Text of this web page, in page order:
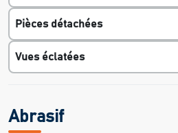
Pièces détachées
Vues éclatées
Abrasif